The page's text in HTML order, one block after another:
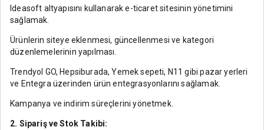
Ideasoft altyapısını kullanarak e-ticaret sitesinin yönetimini
sağlamak.
Ürünlerin siteye eklenmesi, güncellenmesi ve kategori
düzenlemelerinin yapılması.
Trendyol GO, Hepsiburada, Yemek sepeti, N11 gibi pazar yerleri
ve Entegra üzerinden ürün entegrasyonlarını sağlamak.
Kampanya ve indirim süreçlerini yönetmek.
2. Sipariş ve Stok Takibi: